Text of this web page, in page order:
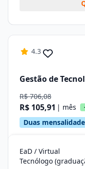
4.3
Gestão de
R$ 706,08
R$ 105,91 | mês
Duas
EaD / Virtual
Tecnólogo